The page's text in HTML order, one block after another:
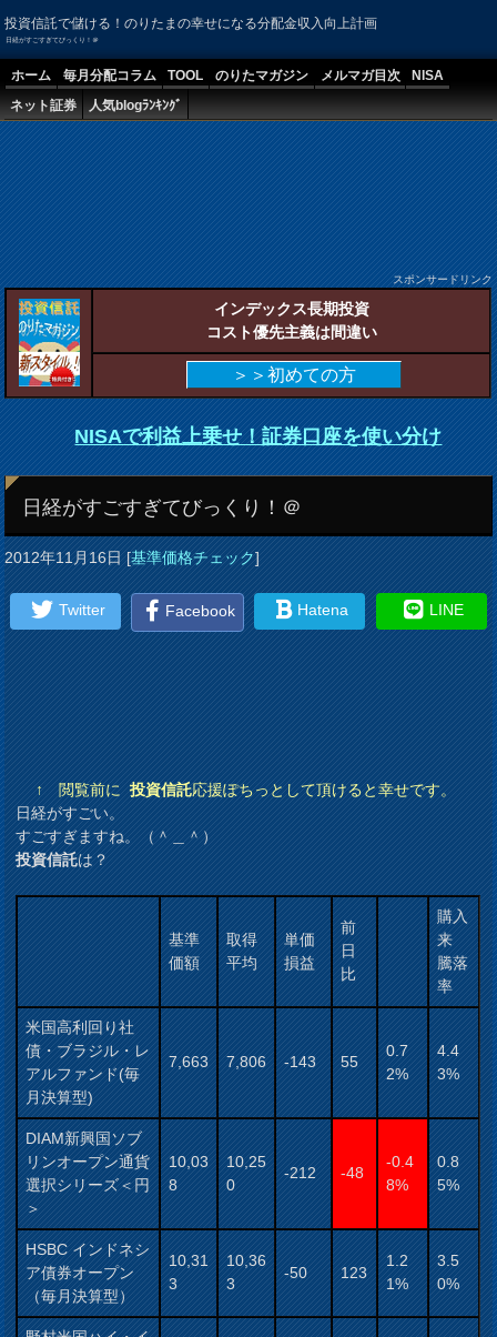
投資信託で儲ける！のりたまの幸せになる分配金収入向上計画
日経がすごすぎてびっくり！＠
ホーム 毎月分配コラム TOOL のりたマガジン メルマガ目次
NISA
ネット証券
人気blogﾗﾝｷﾝｸﾞ
スポンサードリンク
インデックス長期投資
コスト優先主義は間違い
＞＞初めての方
NISAで利益上乗せ！証券口座を使い分け
日経がすごすぎてびっくり！＠
2012年11月16日[基準価格チェック]
Twitter Facebook Hatena LINE
↑ 閲覧前に投資信託応援ぽちっとして頂けると幸せです。
日経がすごい。
すごすぎますね。（＾＿＾）
投資信託は？
基準
価額
取得
平均
単価
損益
前
日
比
購入
来
騰落
率
米国高利回り社
債・ブラジル・レ
アルファンド(毎
月決算型)
7,663 7,806 -143 55
0.7
2%
4.4
3%
DIAM新興国ソブ
リンオープン通貨
選択シリーズ＜円
＞
10,03
8
10,25
0
-212 -48
-0.4
8%
0.8
5%
HSBC インドネシ
ア債券オープン
（毎月決算型）
10,31
3
10,36
3
-50 123
1.2
1%
3.5
0%